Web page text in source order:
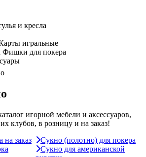
и кресла
игральные
Фишки для покера
игорной мебели и аксессуаров,
клубов, в розницу и на заказ!
на заказ
Сукно (полотно) для покера
Сукно для американской